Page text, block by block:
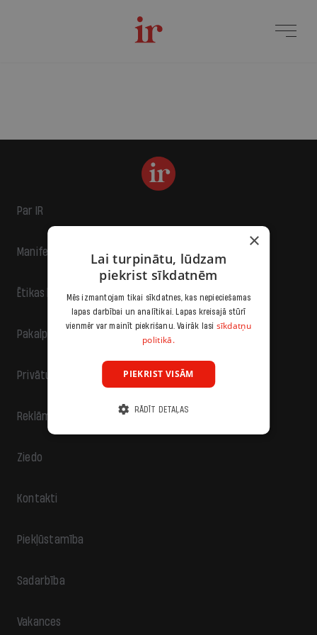
Par IR
Manifests
Ētikas kodekss
Pakalpojumu sniegšanas noteikumi
Privātuma politika
Reklāma
Ziedo
Kontakti
Piekļūstamība
Sadarbība
Vakances
×
Lai turpinātu, lūdzam
piekrist sīkdatnēm
Mēs izmantojam tikai sīkdatnes, kas nepieciešamas
lapas darbībai un analītikai. Lapas kreisajā stūrī
vienmēr var mainīt piekrišanu. Vairāk lasi sīkdatņu
politikā.
PIEKRIST VISĀM
RĀDĪT DETAĻAS